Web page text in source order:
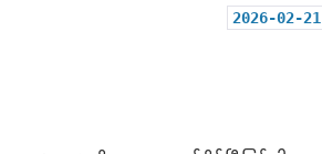
2026-02-21